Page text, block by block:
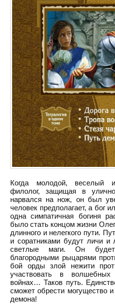
Когда молодой, веселый
филолог, защищая в
нарвался на нож, он был
человек предполагает, а бог
одна симпатичная богиня
было стать концом жизни
длинного и нелегкого пути.
и соратниками будут личи
светлые маги. Он
благородными рыцарями
бой орды злой нежити
участвовать в
войнах… Таков путь.
сможет обрести могущество
демона!